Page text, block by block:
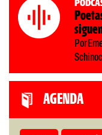
Por
AGENDA